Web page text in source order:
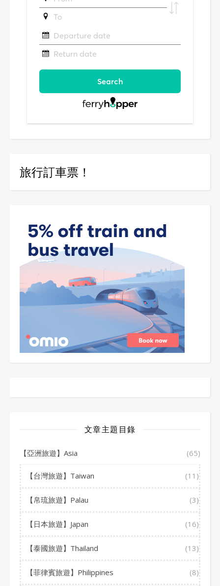
旅行訂車票！
文章主題目錄
【亞洲旅遊】Asia (65)
【台灣旅遊】Taiwan (11)
【帛琉旅遊】Palau (3)
【日本旅遊】Japan (16)
【泰國旅遊】Thailand (13)
【菲律賓旅遊】Philippines (8)